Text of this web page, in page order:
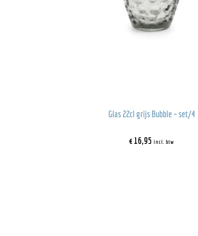
Glas 22cl grijs Bubble – set/4
€16,95 incl. btw